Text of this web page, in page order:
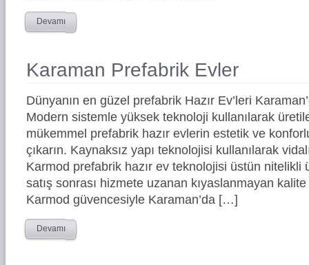
Devamı
Karaman Prefabrik Evler
Dünyanın en güzel prefabrik Hazır Ev’leri
Modern sistemle yüksek teknoloji kullanılarak
mükemmel prefabrik hazır evlerin estetik ve
çıkarın. Kaynaksız yapı teknolojisi kullanılarak
Karmod prefabrik hazır ev teknolojisi üstün nitelikli
satış sonrası hizmete uzanan kıyaslanmayan kalite
Karmod güvencesiyle Karaman’da […]
Devamı